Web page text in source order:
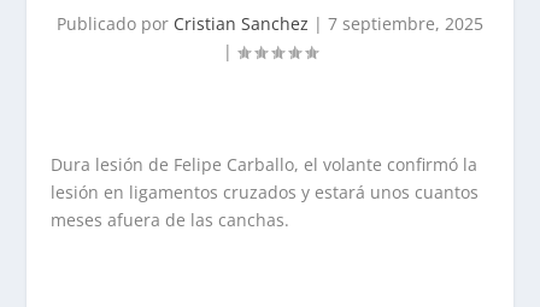
Publicado por Cristian Sanchez | 7 septiembre, 2025
|
Dura lesión de Felipe Carballo, el volante confirmó la
lesión en ligamentos cruzados y estará unos cuantos
meses afuera de las canchas.